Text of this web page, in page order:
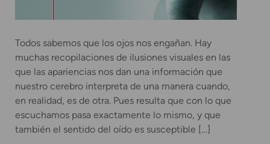
Todos sabemos que los ojos nos engañan. Hay
muchas recopilaciones de ilusiones visuales en las
que las apariencias nos dan una información que
nuestro cerebro interpreta de una manera cuando,
en realidad, es de otra. Pues resulta que con lo que
escuchamos pasa exactamente lo mismo, y que
también el sentido del oído es susceptible […]